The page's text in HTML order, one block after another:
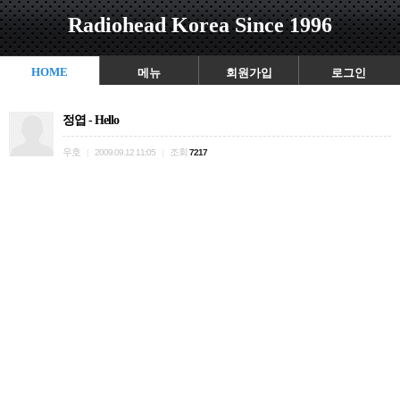
Radiohead Korea Since 1996
HOME 메뉴 회원가입 로그인
정엽 - Hello
우호 2009.09.12 11:05 조회 7217